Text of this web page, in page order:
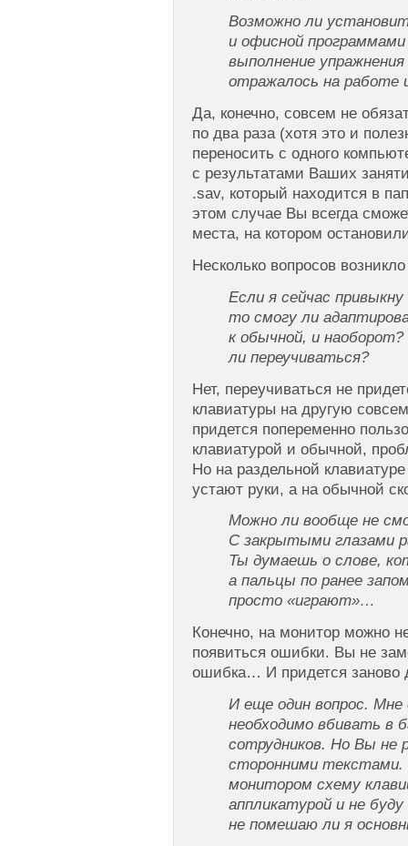
Возможно ли
и офисной
выполнение
отражалось на работе
Да, конечно, совсем не
по два раза (хотя это и
переносить с одного
с результатами Ваших
.sav, который находится в
этом случае Вы всегда
места, на котором
Несколько вопросов
Если я сейчас
то смогу ли
к обычной, и
ли переучиваться?
Нет, переучиваться не
клавиатуры на другую
придется попеременно
клавиатурой и обычной,
Но на раздельной
устают руки, а на обычной
Можно ли вообще не
С закрытыми глазами
Ты думаешь о слове,
а пальцы по ранее
просто «играют»…
Конечно, на монитор можно
появиться ошибки. Вы не
ошибка… И придется заново
И еще один вопрос. Мне
необходимо вбивать в
сотрудников. Но Вы не
сторонними текстами.
монитором схему
аппликатурой и не
не помешаю ли я